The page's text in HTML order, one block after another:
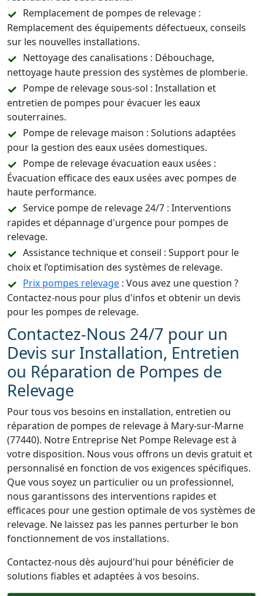
Remplacement de pompes de relevage :
Remplacement des équipements défectueux, conseils
sur les nouvelles installations.
Nettoyage des canalisations : Débouchage,
nettoyage haute pression des systèmes de plomberie.
Pompe de relevage sous-sol : Installation et
entretien de pompes pour évacuer les eaux
souterraines.
Pompe de relevage maison : Solutions adaptées
pour la gestion des eaux usées domestiques.
Pompe de relevage évacuation eaux usées :
Évacuation efficace des eaux usées avec pompes de
haute performance.
Service pompe de relevage 24/7 : Interventions
rapides et dépannage d'urgence pour pompes de
relevage.
Assistance technique et conseil : Support pour le
choix et l’optimisation des systèmes de relevage.
Prix pompes relevage : Vous avez une question ?
Contactez-nous pour plus d'infos et obtenir un devis
pour les pompes de relevage.
Contactez-Nous 24/7 pour un
Devis sur Installation, Entretien
ou Réparation de Pompes de
Relevage
Pour tous vos besoins en installation, entretien ou
réparation de pompes de relevage à Mary-sur-Marne
(77440). Notre Entreprise Net Pompe Relevage est à
votre disposition. Nous vous offrons un devis gratuit et
personnalisé en fonction de vos exigences spécifiques.
Que vous soyez un particulier ou un professionnel,
nous garantissons des interventions rapides et
efficaces pour une gestion optimale de vos systèmes de
relevage. Ne laissez pas les pannes perturber le bon
fonctionnement de vos installations.
Contactez-nous dès aujourd'hui pour bénéficier de
solutions fiables et adaptées à vos besoins.